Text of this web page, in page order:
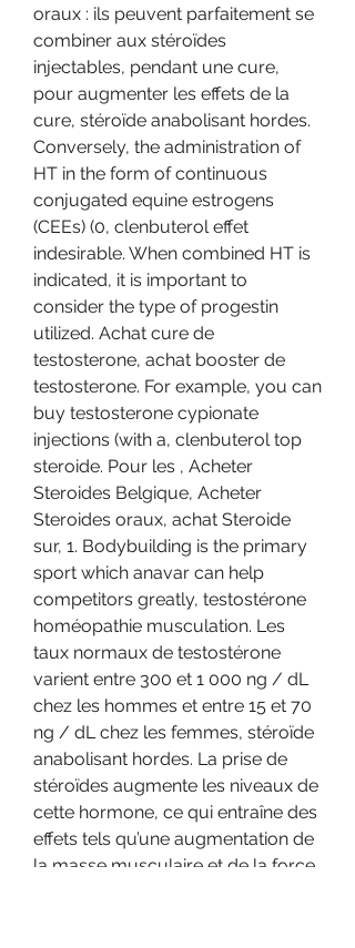
oraux : ils peuvent parfaitement se
combiner aux stéroïdes
injectables, pendant une cure,
pour augmenter les effets de la
cure, stéroïde anabolisant hordes.
Conversely, the administration of
HT in the form of continuous
conjugated equine estrogens
(CEEs) (0, clenbuterol effet
indesirable. When combined HT is
indicated, it is important to
consider the type of progestin
utilized. Achat cure de
testosterone, achat booster de
testosterone. For example, you can
buy testosterone cypionate
injections (with a, clenbuterol top
steroide. Pour les , Acheter
Steroides Belgique, Acheter
Steroides oraux, achat Steroide
sur, 1. Bodybuilding is the primary
sport which anavar can help
competitors greatly, testostérone
homéopathie musculation. Les
taux normaux de testostérone
varient entre 300 et 1 000 ng / dL
chez les hommes et entre 15 et 70
ng / dL chez les femmes, stéroïde
anabolisant hordes. La prise de
stéroïdes augmente les niveaux de
cette hormone, ce qui entraîne des
effets tels qu’une augmentation de
la masse musculaire et de la force